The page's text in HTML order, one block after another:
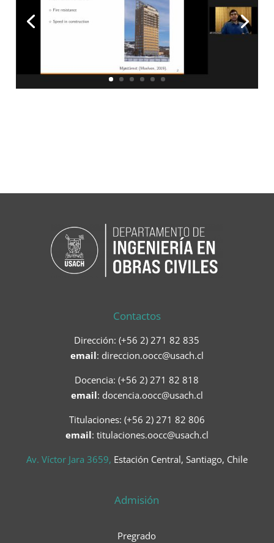
Contactos
Dirección: (+56 2) 271 82 835
email: direccion.oocc@usach.cl
Docencia: (+56 2) 271 82 818
email: docencia.oocc@usach.cl
Titulaciones: (+56 2) 271 82 806
email: titulaciones.oocc@usach.cl
Av. Víctor Jara 3659, Estación Central, Santiago, Chile
Admisión
Pregrado